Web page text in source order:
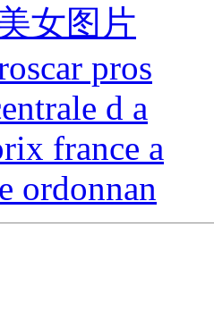
女图片
pros
d a
france a
ordonnan